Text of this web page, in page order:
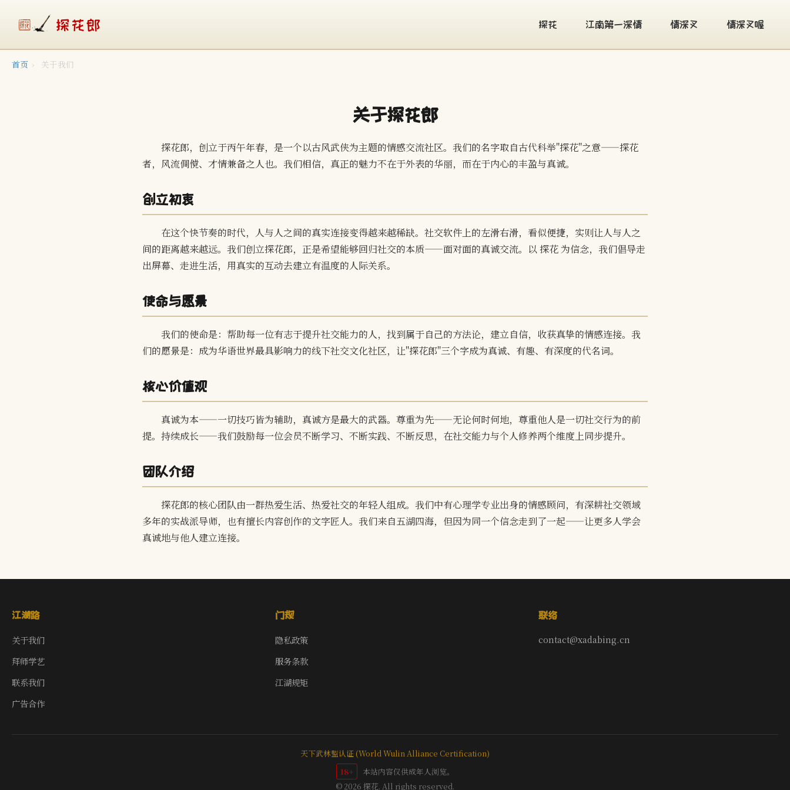
探花郎 探花 江南第一深情 情深叉 情深叉喔
首页 › 关于我们
关于探花郎
探花郎，创立于丙午年春，是一个以古风武侠为主题的情感交流社区。我们的名字取自古代科举"探花"之意——探花
者，风流倜傥、才情兼备之人也。我们相信，真正的魅力不在于外表的华丽，而在于内心的丰盈与真诚。
创立初衷
在这个快节奏的时代，人与人之间的真实连接变得越来越稀缺。社交软件上的左滑右滑，看似便捷，实则让人与人之
间的距离越来越远。我们创立探花郎，正是希望能够回归社交的本质——面对面的真诚交流。以 探花 为信念，我们倡导走
出屏幕、走进生活，用真实的互动去建立有温度的人际关系。
使命与愿景
我们的使命是：帮助每一位有志于提升社交能力的人，找到属于自己的方法论，建立自信，收获真挚的情感连接。我
们的愿景是：成为华语世界最具影响力的线下社交文化社区，让"探花郎"三个字成为真诚、有趣、有深度的代名词。
核心价值观
真诚为本——一切技巧皆为辅助，真诚方是最大的武器。尊重为先——无论何时何地，尊重他人是一切社交行为的前
提。持续成长——我们鼓励每一位会员不断学习、不断实践、不断反思，在社交能力与个人修养两个维度上同步提升。
团队介绍
探花郎的核心团队由一群热爱生活、热爱社交的年轻人组成。我们中有心理学专业出身的情感顾问，有深耕社交领域
多年的实战派导师，也有擅长内容创作的文字匠人。我们来自五湖四海，但因为同一个信念走到了一起——让更多人学会
真诚地与他人建立连接。
江湖路
关于我们
拜师学艺
联系我们
广告合作
门规
隐私政策
服务条款
江湖规矩
联络
contact@xadabing.cn
天下武林盟认证 (World Wulin Alliance Certification)
18+
本站内容仅供成年人浏览。
© 2026 探花. All rights reserved.